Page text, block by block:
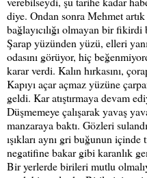
diye. Ondan sonra Mehmet
bağlayıcılığı olmayan bir fikirdi
Şarap yüzünden yüzü, elleri
odasını görüyor, hiç
karar verdi. Kalın hırkasını,
Kapıyı açar açmaz yüzüne
geldi. Kar atıştırmaya devam
Düşmemeye çalışarak yavaş
manzaraya baktı. Gözleri
ışıkları aynı gri buğunun
negatifine bakar gibi karanlık
Bir yerlerde birileri mutlu